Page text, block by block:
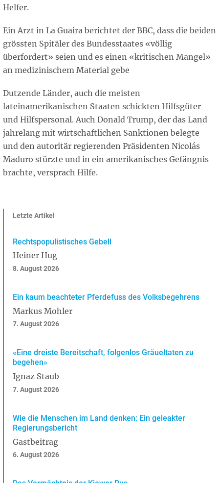
Helfer.
Ein Arzt in La Guaira berichtet der BBC, dass die beiden
grössten Spitäler des Bundesstaates «völlig
überfordert» seien und es einen «kritischen Mangel»
an medizinischem Material gebe
Dutzende Länder, auch die meisten
lateinamerikanischen Staaten schickten Hilfsgüter
und Hilfspersonal. Auch Donald Trump, der das Land
jahrelang mit wirtschaftlichen Sanktionen belegte
und den autoritär regierenden Präsidenten Nicolás
Maduro stürzte und in ein amerikanisches Gefängnis
brachte, versprach Hilfe.
Letzte Artikel
Rechtspopulistisches Gebell
Heiner Hug
8. August 2026
Ein kaum beachteter Pferdefuss des Volksbegehrens
Markus Mohler
7. August 2026
«Eine dreiste Bereitschaft, folgenlos Gräueltaten zu
begehen»
Ignaz Staub
7. August 2026
Wie die Menschen im Land denken: Ein geleakter
Regierungsbericht
Gastbeitrag
6. August 2026